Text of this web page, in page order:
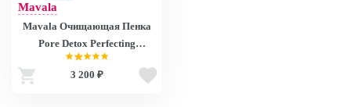
Mavala
Mavala Очищающая Пенка
Pore Detox Perfecting
Foaming Cleanser 165ml
9054214
3 200 ₽